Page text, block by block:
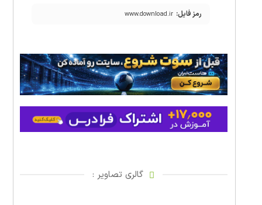
رمز فایل: www.download.ir
گالری تصاویر :